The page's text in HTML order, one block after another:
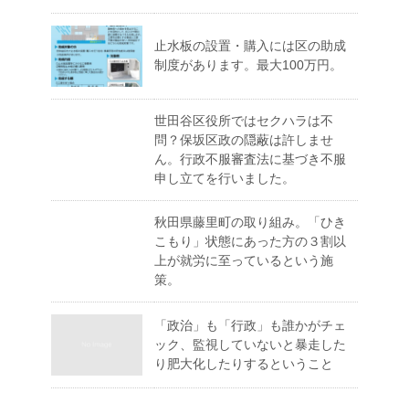
止水板の設置・購入には区の助成
制度があります。最大100万円。
世田谷区役所ではセクハラは不
問？保坂区政の隠蔽は許しませ
ん。行政不服審査法に基づき不服
申し立てを行いました。
秋田県藤里町の取り組み。「ひき
こもり」状態にあった方の３割以
上が就労に至っているという施
策。
「政治」も「行政」も誰かがチェ
ック、監視していないと暴走した
り肥大化したりするということ